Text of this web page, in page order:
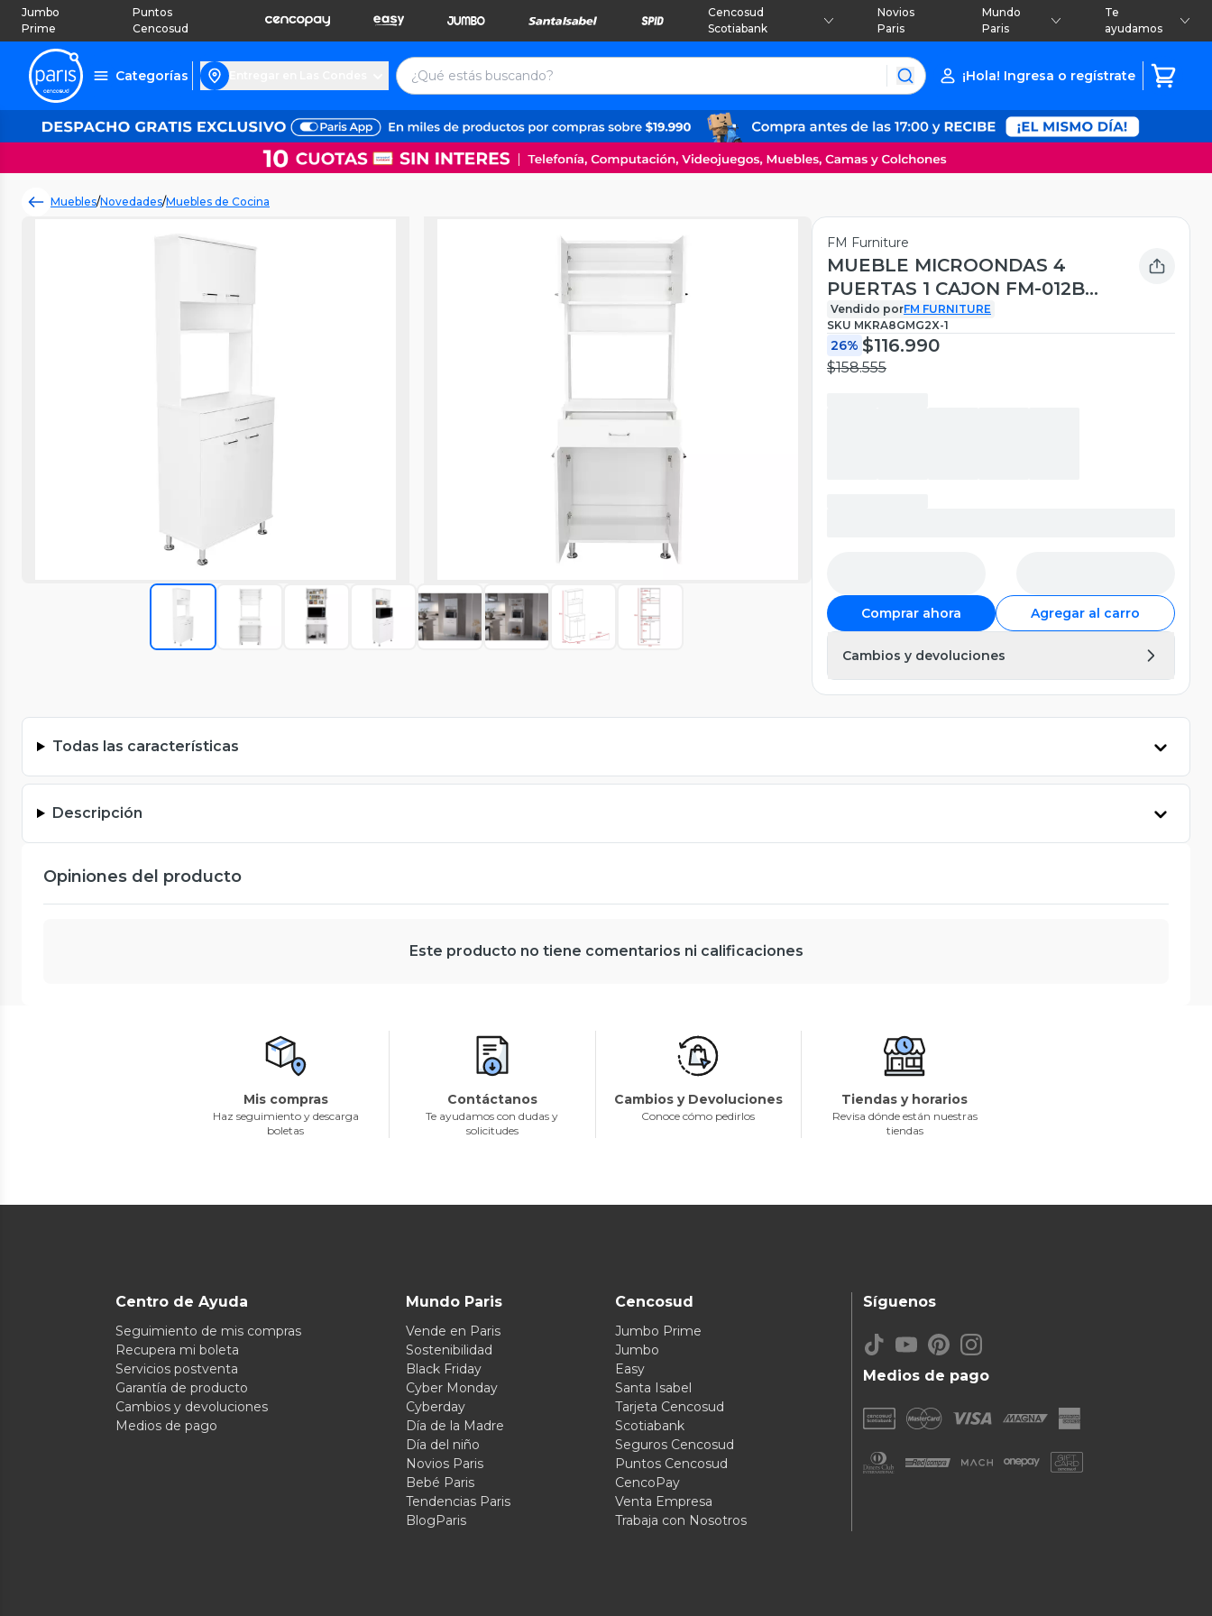
Jumbo
Prime
Puntos
Cencosud
Cencosud
Scotiabank
Novios
Paris
Mundo
Paris
Te
ayudamos
Categorías ¡Hola! Ingresa o regístrate
Muebles/Novedades/Muebles de Cocina
FM Furniture
MUEBLE MICROONDAS 4
PUERTAS 1 CAJON FM-012B
BLANCO
Vendido porFM FURNITURE
SKU MKRA8GMG2X-1
26% $116.990
$158.555
Comprar ahora Agregar al carro
Cambios y devoluciones
Todas las características
Descripción
Opiniones del producto
Este producto no tiene comentarios ni calificaciones
Mis compras
Haz seguimiento y descarga
boletas
Contáctanos
Te ayudamos con dudas y
solicitudes
Cambios y Devoluciones
Conoce cómo pedirlos
Tiendas y horarios
Revisa dónde están nuestras
tiendas
Centro de Ayuda
Seguimiento de mis compras
Recupera mi boleta
Servicios postventa
Garantía de producto
Cambios y devoluciones
Medios de pago
Mundo Paris
Vende en Paris
Sostenibilidad
Black Friday
Cyber Monday
Cyberday
Día de la Madre
Día del niño
Novios Paris
Bebé Paris
Tendencias Paris
BlogParis
Cencosud
Jumbo Prime
Jumbo
Easy
Santa Isabel
Tarjeta Cencosud
Scotiabank
Seguros Cencosud
Puntos Cencosud
CencoPay
Venta Empresa
Trabaja con Nosotros
Medios de pago
Síguenos